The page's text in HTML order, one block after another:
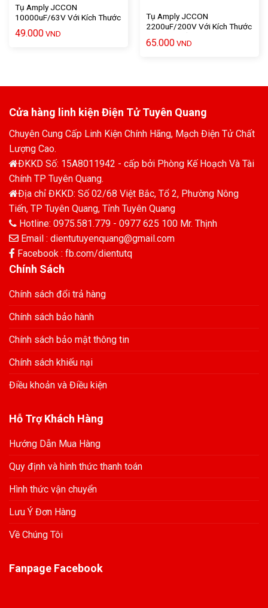
Tụ Amply JCCON
10000uF/63V Với Kích Thước
5 X 3 Chất Lượng Cao – 1 Cái
49.000 VND
Tụ Amply JCCON
2200uF/200V Với Kích Thước
Cái
65.000 VND
Cửa hàng linh kiện Điện Tử Tuyên Quang
Chuyên Cung Cấp Linh Kiện Chính Hãng, Mạch Điện Tử Chất
Lượng Cao.
ĐKKD Số: 15A8011942 - cấp bởi Phòng Kế Hoạch Và Tài
Chính TP Tuyên Quang.
Địa chỉ ĐKKD: Số 02/68 Việt Bắc, Tổ 2, Phường Nông
Tiến, TP Tuyên Quang, Tỉnh Tuyên Quang
Hotline: 0975.581.779 - 0977 625 100 Mr. Thịnh
Email : dientutuyenquang@gmail.com
Facebook : fb.com/dientutq
Chính Sách
Chính sách đổi trả hàng
Chính sách bảo hành
Chính sách bảo mật thông tin
Chính sách khiếu nại
Điều khoản và Điều kiện
Hỗ Trợ Khách Hàng
Hướng Dẫn Mua Hàng
Quy định và hình thức thanh toán
Hình thức vận chuyển
Lưu Ý Đơn Hàng
Về Chúng Tôi
Fanpage Facebook